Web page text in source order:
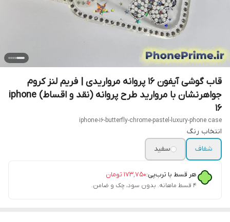
قاب گوشی آیفون 16 پروانه مرواریدی | فریم لنز کروم
جواهرنشان با مروارید طرح پروانه (نقد و اقساط) iphone
16
iphone-16-butterfly-chrome-pastel-luxury-phone case
انتخاب رنگ
شفاف
سفید
هر قسط با ترب‌پی:۱۷۳٬۷۵۰ تومان
۴ قسط ماهانه. بدون سود، چک و ضامن.